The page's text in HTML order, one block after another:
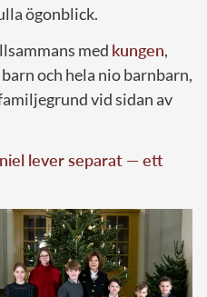
ögonblick.
med kungen,
och hela nio barnbarn,
vid sidan av
lever separat — ett